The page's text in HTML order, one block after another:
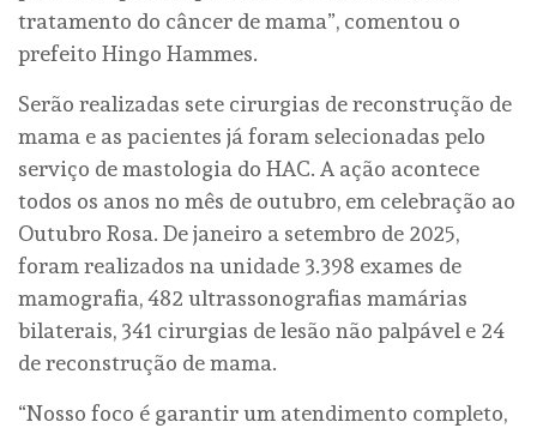
tratamento do câncer de mama”, comentou o
prefeito Hingo Hammes.
Serão realizadas sete cirurgias de reconstrução de
mama e as pacientes já foram selecionadas pelo
serviço de mastologia do HAC. A ação acontece
todos os anos no mês de outubro, em celebração ao
Outubro Rosa. De janeiro a setembro de 2025,
foram realizados na unidade 3.398 exames de
mamografia, 482 ultrassonografias mamárias
bilaterais, 341 cirurgias de lesão não palpável e 24
de reconstrução de mama.
“Nosso foco é garantir um atendimento completo,